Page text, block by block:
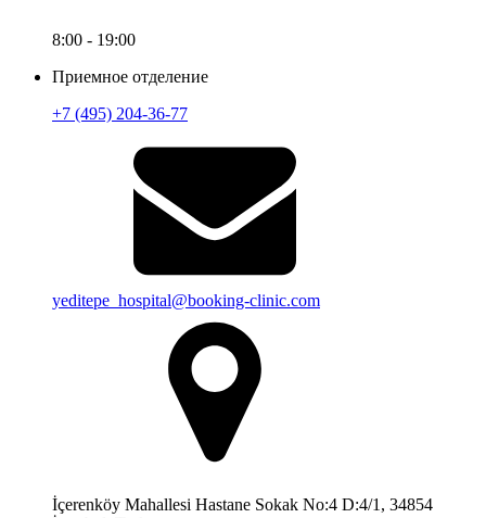
8:00 - 19:00
Приемное отделение
+7 (495) 204-36-77
yeditepe_hospital@booking-clinic.com
İçerenköy Mahallesi Hastane Sokak No:4 D:4/1, 34854